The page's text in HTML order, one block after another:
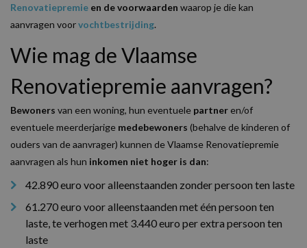
Renovatiepremie en devoorwaarden waarop je die kan
aanvragen voorvochtbestrijding.
Wie mag de Vlaamse
Renovatiepremie aanvragen?
Bewoners van een woning, hun eventuele partneren/of
eventuele meerderjarige medebewoners (behalve de kinderen of
ouders van de aanvrager) kunnen de Vlaamse Renovatiepremie
aanvragen als hun inkomen niet hoger is dan:
42.890 euro voor alleenstaanden zonder persoon ten laste
61.270 euro voor alleenstaanden met één persoon ten
laste, te verhogen met 3.440 euro per extra persoon ten
laste